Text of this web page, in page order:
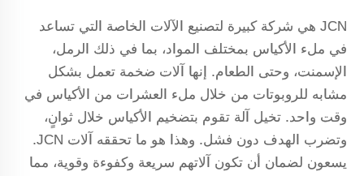
JCN هي شركة كبيرة لتصنيع الآلات الخاصة التي تساعد
في ملء الأكياس بمختلف المواد، بما في ذلك الرمل،
الإسمنت، وحتى الطعام. إنها آلات ضخمة تعمل بشكل
مشابه للروبوتات من خلال ملء العشرات من الأكياس في
وقت واحد. تخيل آلة تقوم بتضخيم الأكياس خلال ثوانٍ،
وتضرب الهدف دون فشل. وهذا هو ما تحققه آلات JCN.
يسعون لضمان أن تكون آلاتهم سريعة وكفوءة وقوية، مما